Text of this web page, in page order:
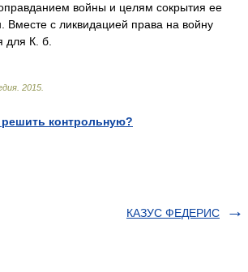
войны и целям сокрытия ее
Вместе с ликвидацией права на войну
для К. б.
2015
контрольную?
КАЗУС ФЕДЕРИС